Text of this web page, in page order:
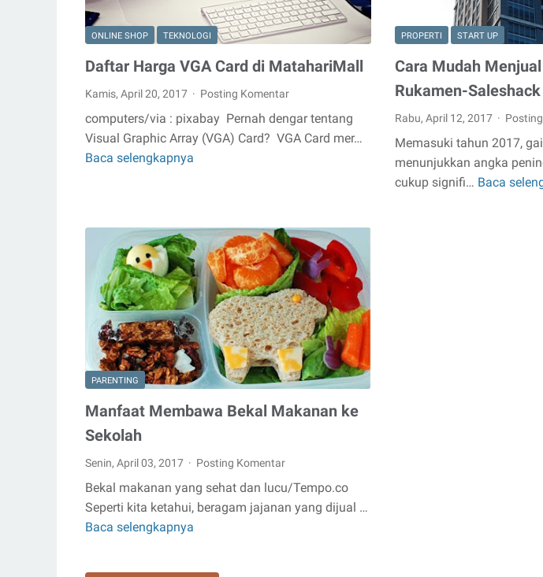
ONLINE SHOP TEKNOLOGI
Daftar Harga VGA Card di MatahariMall
Kamis, April 20, 2017 Posting Komentar
computers/via : pixabay Pernah dengar tentang
Visual Graphic Array (VGA) Card? VGA Card mer…
Baca selengkapnya
di
MatahariMall
PROPERTI START UP
Cara Mudah
Rukamen-Saleshack
Rabu, April 12, 2017
Memasuki tahun 2017,
menunjukkan angka
cukup signifi… Baca
PARENTING
Manfaat Membawa Bekal Makanan ke
Sekolah
Senin, April 03, 2017 Posting Komentar
Bekal makanan yang sehat dan lucu/Tempo.co
Seperti kita ketahui, beragam jajanan yang dijual …
Baca selengkapnya